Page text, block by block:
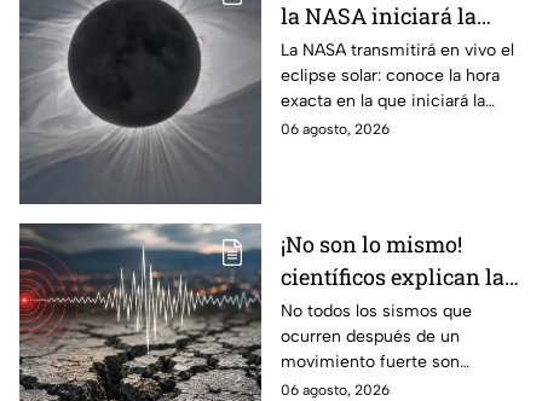
la NASA iniciará la
transmisión en vivo
del eclipse solar
La NASA transmitirá en vivo el
eclipse solar: conoce la hora
exacta en la que iniciará la
cobertura para no perderte de
06 agosto, 2026
¡No son lo mismo!
científicos explican las
diferencias entre
enjambre sísmico y
réplicas
No todos los sismos que
ocurren después de un
movimiento fuerte son
réplicas. Científicos explican
06 agosto, 2026